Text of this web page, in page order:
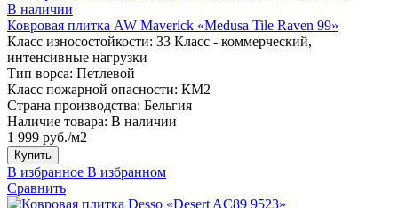
В наличии
Ковровая плитка AW Maverick «Medusa Tile Raven 99»
Класс износостойкости: 33 Класс - коммерческий,
интенсивные нагрузки
Тип ворса: Петлевой
Класс пожарной опасности: КМ2
Страна производства: Бельгия
Наличие товара: В наличии
1 999 руб./м2
Купить
В избранное В избранном
Сравнить